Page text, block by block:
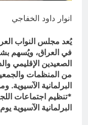
انوار داود الخفاجي
يُعد مجلس النواب
في العراق، ويُسهم
الصعيدين الإقليمي
من المنظمات
البرلمانية الآسيوية.
*تنظيم اجتماعات
البرلمانية الآسيوية يوم١٠-١١كانون الثاني ٢٠٢٥.*